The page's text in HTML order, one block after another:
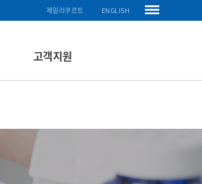
제일리쿠르트 ENGLISH
고객지원